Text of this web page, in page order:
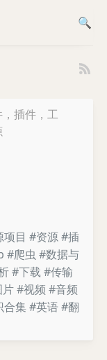
插件，工
目 #资源#插
#爬虫 #数据与
#下载 #传输
#视频 #音频
合集#英语#翻